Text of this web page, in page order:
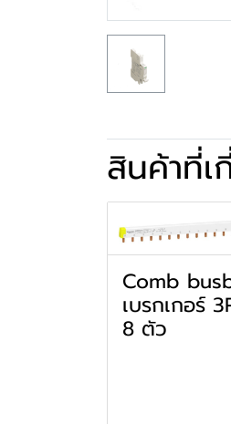
สินค้าที่
Comb
เบรกเกอร์
8 ตัว